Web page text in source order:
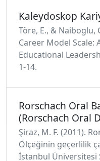
Kaleydoskop
Töre, E., & Naiboglu,
Career Model Scale:
Educational
1-14.
Rorschach Oral
(Rorschach Oral
Şiraz, M. F. (2011).
Ölçeğinin geçerlilik
İstanbul Üniversitesi